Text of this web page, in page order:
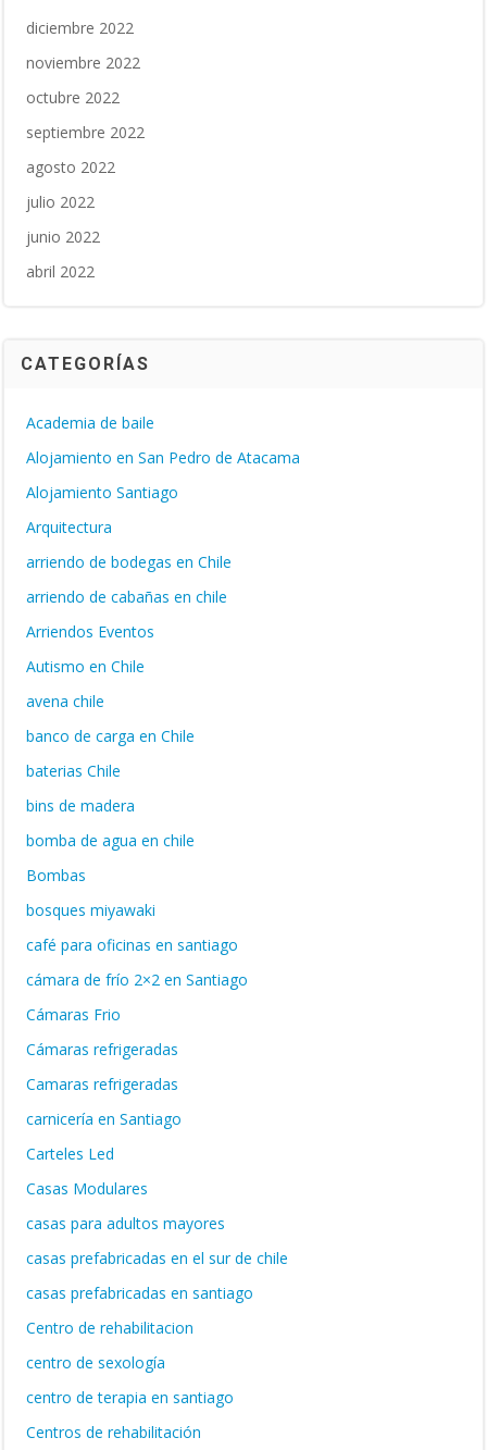
diciembre 2022
noviembre 2022
octubre 2022
septiembre 2022
agosto 2022
julio 2022
junio 2022
abril 2022
CATEGORÍAS
Academia de baile
Alojamiento en San Pedro de Atacama
Alojamiento Santiago
Arquitectura
arriendo de bodegas en Chile
arriendo de cabañas en chile
Arriendos Eventos
Autismo en Chile
avena chile
banco de carga en Chile
baterias Chile
bins de madera
bomba de agua en chile
Bombas
bosques miyawaki
café para oficinas en santiago
cámara de frío 2×2 en Santiago
Cámaras Frio
Cámaras refrigeradas
Camaras refrigeradas
carnicería en Santiago
Carteles Led
Casas Modulares
casas para adultos mayores
casas prefabricadas en el sur de chile
casas prefabricadas en santiago
Centro de rehabilitacion
centro de sexología
centro de terapia en santiago
Centros de rehabilitación